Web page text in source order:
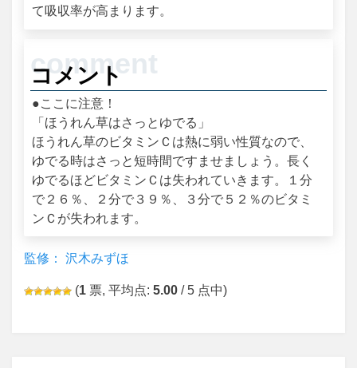
て吸収率が高まります。
コメント
●ここに注意！
「ほうれん草はさっとゆでる」
ほうれん草のビタミンＣは熱に弱い性質なので、
ゆでる時はさっと短時間ですませましょう。長く
ゆでるほどビタミンＣは失われていきます。１分
で２６％、２分で３９％、３分で５２％のビタミ
ンＣが失われます。
監修： 沢木みずほ
(1 票, 平均点: 5.00 / 5 点中)